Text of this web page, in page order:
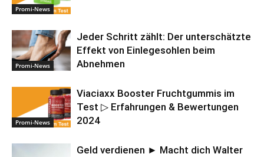
Promi-News
Promi-News
Jeder Schritt zählt: Der unterschätzte
Effekt von Einlegesohlen beim
Abnehmen
Promi-News
Viaciaxx Booster Fruchtgummis im
Test ▷ Erfahrungen & Bewertungen
2024
Geld verdienen ► Macht dich Walter